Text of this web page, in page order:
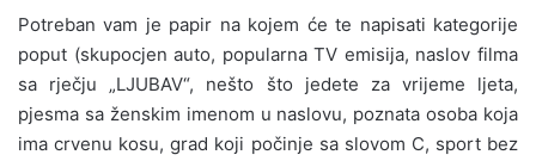
Potreban vam je papir na kojem će te napisati kategorije
poput (skupocjen auto, popularna TV emisija, naslov filma
sa rječju „LJUBAV“, nešto što jedete za vrijeme ljeta,
pjesma sa ženskim imenom u naslovu, poznata osoba koja
ima crvenu kosu, grad koji počinje sa slovom C, sport bez